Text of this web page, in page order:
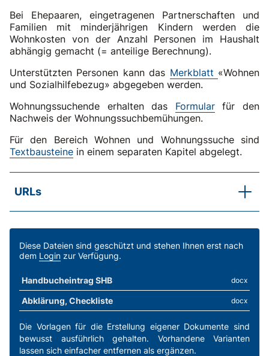
Bei Ehepaaren, eingetragenen Partnerschaften und
Familien mit minderjährigen Kindern werden die
Wohnkosten von der Anzahl Personen im Haushalt
abhängig gemacht (= anteilige Berechnung).
Unterstützten Personen kann das Merkblatt «Wohnen
und Sozialhilfebezug» abgegeben werden.
Wohnungssuchende erhalten das Formularfür den
Nachweis der Wohnungssuchbemühungen.
Für den Bereich Wohnen und Wohnungssuche sind
Textbausteine in einem separaten Kapitel abgelegt.
URLs
SKOS-Praxisbeispiel
SKOS-RL, Kapitel C.4.1
Diese Dateien sind geschützt und stehen Ihnen erst nach
dem Login zur Verfügung.
Handbucheintrag SHB docx
Abklärung, Checkliste docx
Die Vorlagen für die Erstellung eigener Dokumente sind
bewusst ausführlich gehalten. Vorhandene Varianten
lassen sich einfacher entfernen als ergänzen.